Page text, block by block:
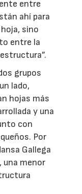
entre
ahí para
sino
entre la
grupos
lado,
hojas más
y una
con
Por
Gallega
una menor